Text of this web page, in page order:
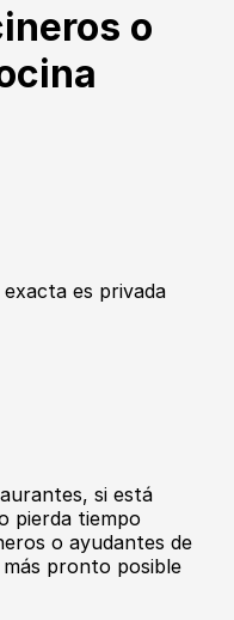
o
exacta es privada
si está
pierda tiempo
o ayudantes de
pronto posible